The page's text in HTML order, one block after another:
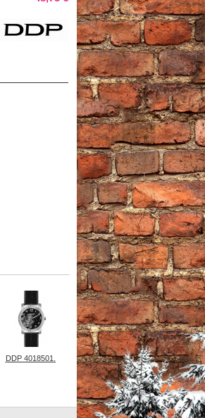
DDP 4018501... DDP 4018701... DDP